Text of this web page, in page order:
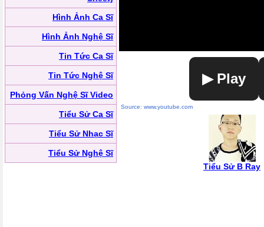
Hình Ảnh Ca Sĩ
Hình Ảnh Nghệ Sĩ
Tin Tức Ca Sĩ
Tin Tức Nghệ Sĩ
Phỏng Vấn Nghệ Sĩ Video
Tiểu Sử Ca Sĩ
Tiểu Sử Nhạc Sĩ
Tiểu Sử Nghệ Sĩ
▶ Play
Source: www.youtube.com
Tiểu Sử B Ray